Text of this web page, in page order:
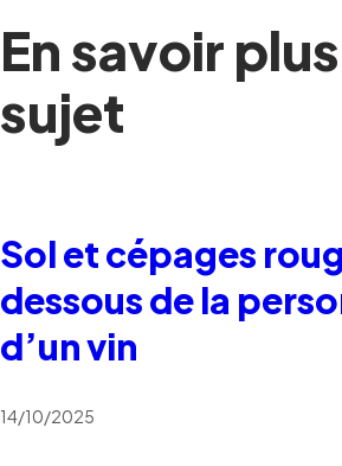
En savoir
sujet
Sol et cépages
dessous de la
d’un vin
14/10/2025